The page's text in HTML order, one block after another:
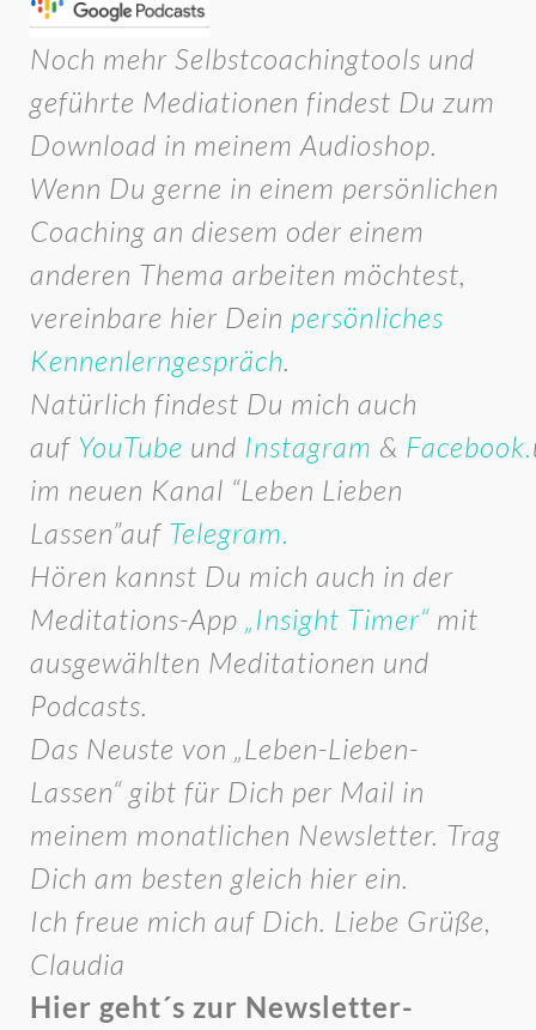
Noch mehr Selbstcoachingtools und
geführte Mediationen findest Du zum
Download in meinem Audioshop.
Wenn Du gerne in einem persönlichen
Coaching an diesem oder einem
anderen Thema arbeiten möchtest,
vereinbare hier Dein persönliches
Kennenlerngespräch.
Natürlich findest Du mich auch
auf YouTube und Instagram & Facebook.
im neuen Kanal “Leben Lieben
Lassen”auf Telegram.
Hören kannst Du mich auch in der
Meditations-App „Insight Timer“ mit
ausgewählten Meditationen und
Podcasts.
Das Neuste von „Leben-Lieben-
Lassen“ gibt für Dich per Mail in
meinem monatlichen Newsletter. Trag
Dich am besten gleich hier ein.
Ich freue mich auf Dich. Liebe Grüße,
Claudia
Hier geht´s zur Newsletter-